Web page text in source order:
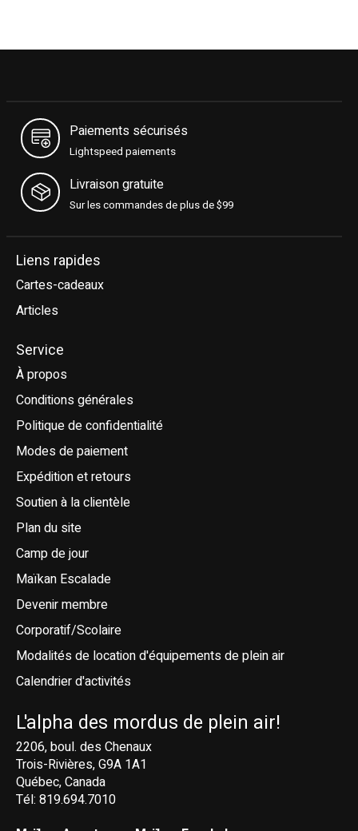
Paiements sécurisés
Lightspeed paiements
Livraison gratuite
Sur les commandes de plus de $99
Liens rapides
Cartes-cadeaux
Articles
Service
À propos
Conditions générales
Politique de confidentialité
Modes de paiement
Expédition et retours
Soutien à la clientèle
Plan du site
Camp de jour
Maïkan Escalade
Devenir membre
Corporatif/Scolaire
Modalités de location d'équipements de plein air
Calendrier d'activités
L'alpha des mordus de plein air!
2206, boul. des Chenaux
Trois-Rivières, G9A 1A1
Québec, Canada
Tél: 819.694.7010